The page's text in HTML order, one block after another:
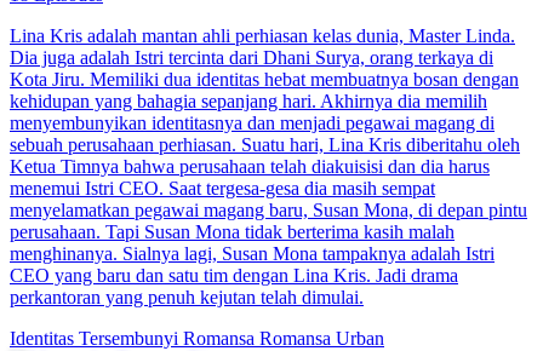
Lina Kris adalah mantan ahli perhiasan kelas dunia, Master Linda.
Dia juga adalah Istri tercinta dari Dhani Surya, orang terkaya di
Kota Jiru. Memiliki dua identitas hebat membuatnya bosan dengan
kehidupan yang bahagia sepanjang hari. Akhirnya dia memilih
menyembunyikan identitasnya dan menjadi pegawai magang di
sebuah perusahaan perhiasan. Suatu hari, Lina Kris diberitahu oleh
Ketua Timnya bahwa perusahaan telah diakuisisi dan dia harus
menemui Istri CEO. Saat tergesa-gesa dia masih sempat
menyelamatkan pegawai magang baru, Susan Mona, di depan pintu
perusahaan. Tapi Susan Mona tidak berterima kasih malah
menghinanya. Sialnya lagi, Susan Mona tampaknya adalah Istri
CEO yang baru dan satu tim dengan Lina Kris. Jadi drama
perkantoran yang penuh kejutan telah dimulai.
Identitas Tersembunyi Romansa Romansa Urban